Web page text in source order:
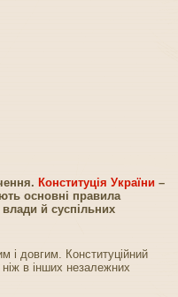
Конституція України–
основні правила
й суспільних
і довгим. Конституційний
ніж в інших незалежних